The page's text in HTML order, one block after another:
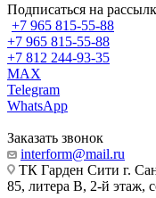
Подписаться на
+7 965 815-55-88
+7 965 815-55-88
+7 812 244-93-35
MAX
Telegram
WhatsApp
Заказать звонок
interform@mail.ru
ТК Гарден Сити г.
85, литера В, 2-й этаж,